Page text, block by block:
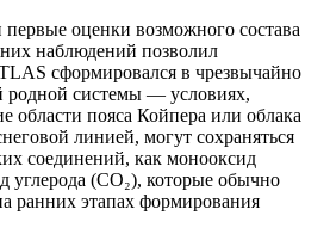
оценки возможного состава
наблюдений позволил
сформировался в чрезвычайно
родной системы — условиях,
пояса Койпера или облака
линией, могут сохраняться
соединений, как монооксид
углерода (CO₂), которые обычно
ранних этапах формирования